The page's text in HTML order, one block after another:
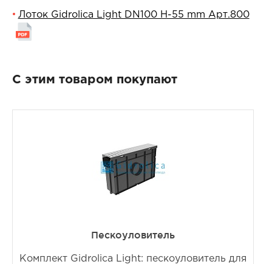
Лоток Gidrolica Light DN100 H-55 mm Арт.800
С этим товаром покупают
Пескоуловитель
Комплект Gidrolica Light: пескоуловитель для